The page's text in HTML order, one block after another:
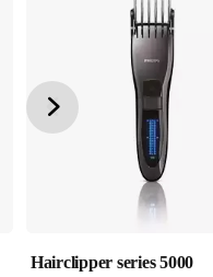
Hairclipper series 5000